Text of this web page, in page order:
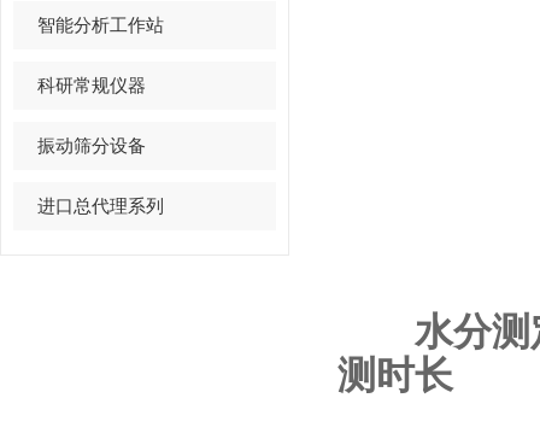
智能分析工作站
科研常规仪器
振动筛分设备
进口总代理系列
水分
测时长